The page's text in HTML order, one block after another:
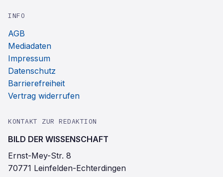
INFO
AGB
Mediadaten
Impressum
Datenschutz
Barrierefreiheit
Vertrag widerrufen
KONTAKT ZUR REDAKTION
BILD DER WISSENSCHAFT
Ernst-Mey-Str. 8
70771 Leinfelden-Echterdingen